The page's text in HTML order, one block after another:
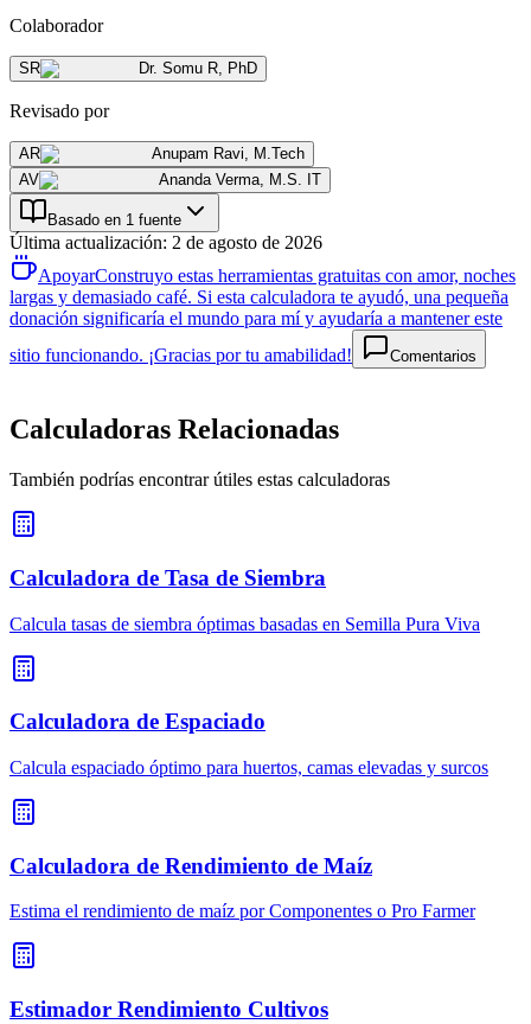
Colaborador
SR Dr. Somu R, PhD
Revisado por
AR Anupam Ravi, M.Tech
AV
Ananda Verma, M.S. IT
Basado en 1 fuente
Última actualización: 2 de agosto de 2026
ApoyarConstruyo estas herramientas gratuitas con amor, noches
largas y demasiado café. Si esta calculadora te ayudó, una pequeña
donación significaría el mundo para mí y ayudaría a mantener este
sitio funcionando. ¡Gracias por tu amabilidad!
Comentarios
Calculadoras Relacionadas
También podrías encontrar útiles estas calculadoras
Calculadora de Tasa de Siembra
Calcula tasas de siembra óptimas basadas en Semilla Pura Viva
Calculadora de Espaciado
Calcula espaciado óptimo para huertos, camas elevadas y surcos
Calculadora de Rendimiento de Maíz
Estima el rendimiento de maíz por Componentes o Pro Farmer
Estimador Rendimiento Cultivos